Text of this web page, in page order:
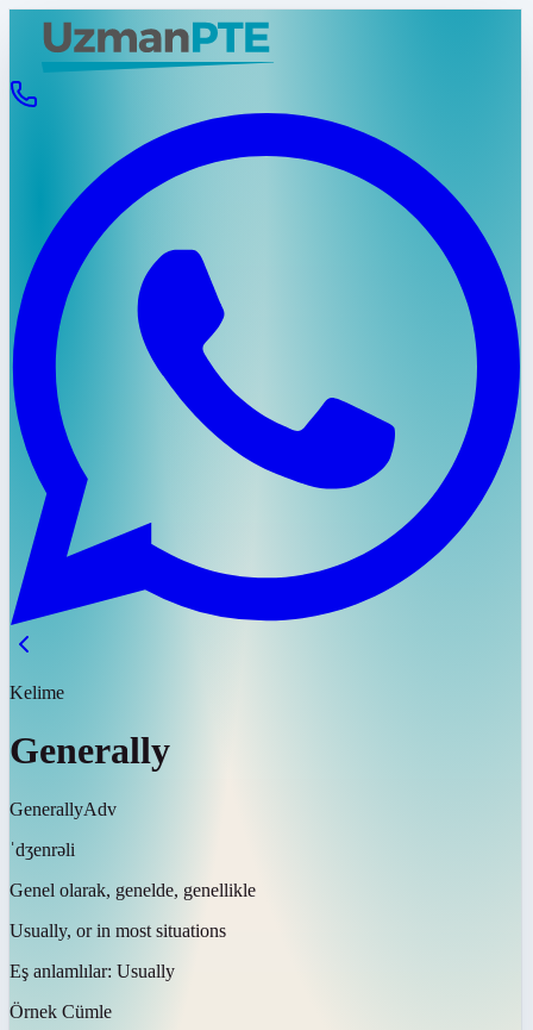
Kelime
Generally
GenerallyAdv
ˈdʒenrəli
Genel olarak, genelde, genellikle
Usually, or in most situations
Eş anlamlılar: Usually
Örnek Cümle